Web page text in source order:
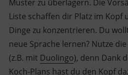
Muster zu überlagern. Die
Liste schaffen dir Platz im Kopf
Dinge zu konzentrieren. Du
neue Sprache lernen? Nutze
(z.B. mit Duolingo), denn Dank
Koch-Plans hast du den Kopf